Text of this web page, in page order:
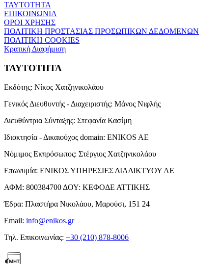
ΤΑΥΤΟΤΗΤΑ
ΕΠΙΚΟΙΝΩΝΙΑ
ΟΡΟΙ ΧΡΗΣΗΣ
ΠΟΛΙΤΙΚΗ ΠΡΟΣΤΑΣΙΑΣ ΠΡΟΣΩΠΙΚΩΝ ΔΕΔΟΜΕΝΩΝ
ΠΟΛΙΤΙΚΗ COOKIES
Κρατική Διαφήμιση
ΤΑΥΤΟΤΗΤΑ
Εκδότης: Νίκος Χατζηνικολάου
Γενικός Διευθυντής - Διαχειριστής: Μάνος Νιφλής
Διευθύντρια Σύνταξης: Στεφανία Κασίμη
Ιδιοκτησία - Δικαιούχος domain: ENIKOS AE
Νόμιμος Εκπρόσωπος: Στέργιος Χατζηνικολάου
Επωνυμία: ΕΝΙΚΟΣ ΥΠΗΡΕΣΙΕΣ ΔΙΑΔΙΚΤΥΟΥ ΑΕ
ΑΦΜ: 800384700 ΔΟΥ: ΚΕΦΟΔΕ ΑΤΤΙΚΗΣ
Έδρα: Πλαστήρα Νικολάου, Μαρούσι, 151 24
Email: info@enikos.gr
Τηλ. Επικοινωνίας: +30 (210) 878-8006